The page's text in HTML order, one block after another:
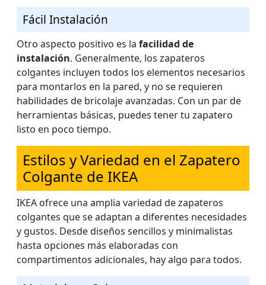
Fácil Instalación
Otro aspecto positivo es la facilidad de
instalación. Generalmente, los zapateros
colgantes incluyen todos los elementos necesarios
para montarlos en la pared, y no se requieren
habilidades de bricolaje avanzadas. Con un par de
herramientas básicas, puedes tener tu zapatero
listo en poco tiempo.
Estilos y Variedad en el Zapatero
Colgante de IKEA
IKEA ofrece una amplia variedad de zapateros
colgantes que se adaptan a diferentes necesidades
y gustos. Desde diseños sencillos y minimalistas
hasta opciones más elaboradas con
compartimentos adicionales, hay algo para todos.